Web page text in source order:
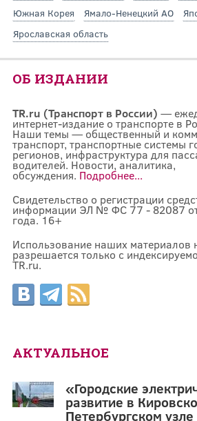
Южная Корея
Ямало-Ненецкий АО
Ярославская область
ОБ ИЗДАНИИ
TR.ru (Транспорт в России) —
интернет-издание о транспорте в
Наши темы — общественный и
транспорт, транспортные системы
регионов, инфраструктура для
водителей. Новости, аналитика,
обсуждения. Подробнее...
Свидетельство о регистрации
информации ЭЛ № ФС 77 - 82087
года. 16+
Использование наших материалов
разрешается только с
TR.ru.
АКТУАЛЬНОЕ
«Городские
развитие в
Петербургском узле